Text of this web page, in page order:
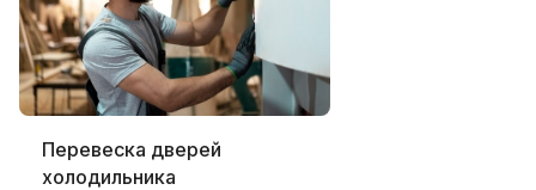
Перевеска дверей
холодильника